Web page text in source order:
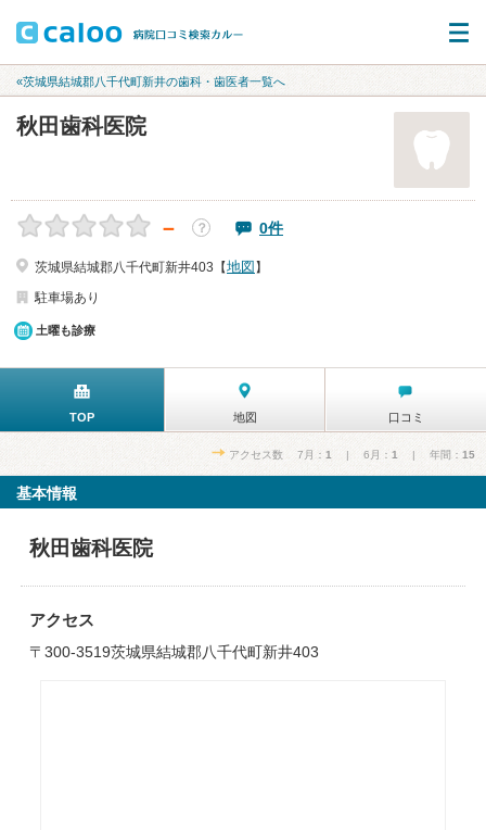
«茨城県結城郡八千代町新井の歯科・歯医者一覧へ
秋田歯科医院
－ ？ 0件
茨城県結城郡八千代町新井403【地図 】
駐車場あり
土曜も診療
TOP 地図 口コミ
アクセス数 7月： 1 | 6月： 1 | 年間： 15
基本情報
秋田歯科医院
アクセス
〒300-3519茨城県結城郡八千代町新井403